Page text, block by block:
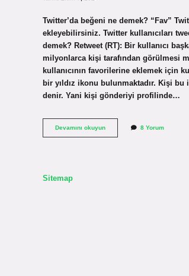
Twitter’da beğeni ne demek? “Fav”
ekleyebilirsiniz. Twitter kullanıcıları
demek? Retweet (RT): Bir kullanıcı
milyonlarca kişi tarafından görülmesi
kullanıcının favorilerine eklemek için
bir yıldız ikonu bulunmaktadır. Kişi
denir. Yani kişi gönderiyi profilinde…
Devamını okuyunTwitterda
Beğeniye
8 Yorum
Sitemap